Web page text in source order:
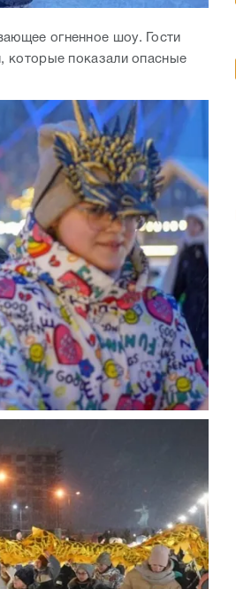
огненное шоу. Гости
которые показали опасные